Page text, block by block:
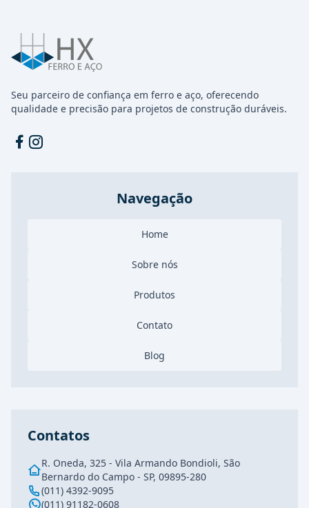
Seu parceiro de confiança em ferro e aço, oferecendo
qualidade e precisão para projetos de construção duráveis.
Facebook
Navegação
Home
Sobre nós
Produtos
Contato
Blog
Contatos
R. Oneda, 325 - Vila Armando Bondioli, São
Bernardo do Campo - SP, 09895-280
(011) 4392-9095
(011) 91182-0608